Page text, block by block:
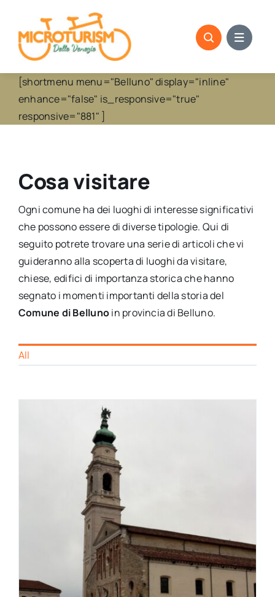
content
[shortmenu menu="Belluno" display="inline"
enhance="false" is_responsive="true"
responsive="881" ]
Cosa visitare
Ogni comune ha dei luoghi di interesse significativi
che possono essere di diverse tipologie. Qui di
seguito potrete trovare una serie di articoli che vi
guideranno alla scoperta di luoghi da visitare,
chiese, edifici di importanza storica che hanno
segnato i momenti importanti della storia del
Comune di Bellunoin provincia di Belluno.
All